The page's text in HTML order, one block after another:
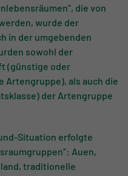
die von
wurde der
in der umgebenden
sowohl der
(günstige oder
Artengruppe), als auch die
der Artengruppe
Situation erfolgte
Auen,
traditionelle